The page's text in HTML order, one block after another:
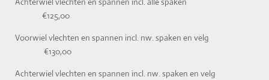
€125,00
Voorwiel vlechten en spannen incl. nw. spaken en velg
€130,00
Achterwiel vlechten en spannen incl. nw. spaken en velg